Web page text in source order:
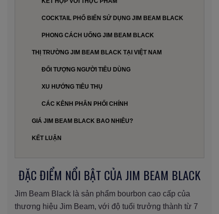
COCKTAIL PHỔ BIẾN SỬ DỤNG JIM BEAM BLACK
PHONG CÁCH UỐNG JIM BEAM BLACK
THỊ TRƯỜNG JIM BEAM BLACK TẠI VIỆT NAM
ĐỐI TƯỢNG NGƯỜI TIÊU DÙNG
XU HƯỚNG TIÊU THỤ
CÁC KÊNH PHÂN PHỐI CHÍNH
GIÁ JIM BEAM BLACK BAO NHIÊU?
KẾT LUẬN
ĐẶC ĐIỂM NỔI BẬT CỦA JIM BEAM BLACK
Jim Beam Black là sản phẩm bourbon cao cấp của
thương hiệu Jim Beam, với độ tuổi trưởng thành từ 7